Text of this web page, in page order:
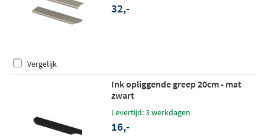
32,-
Vergelijk
Ink opliggende greep 20cm - mat
zwart
Levertijd: 3 werkdagen
16,-